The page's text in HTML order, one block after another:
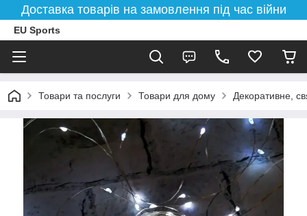
Доставка товарів на замовлення під час війни
EU Sports
Товари та послуги Товари для дому Декоративне,